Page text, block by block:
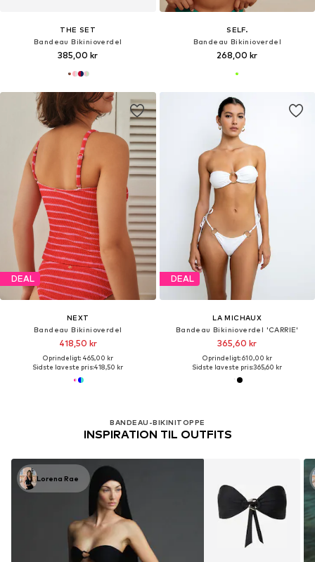
THE SET
Bandeau Bikinioverdel
385,00 kr
SELF.
Bandeau Bikinioverdel
268,00 kr
DEAL
NEXT
Bandeau Bikinioverdel
418,50 kr
Oprindeligt: 465,00 kr
Sidste laveste pris:418,50 kr
DEAL
LA MICHAUX
Bandeau Bikinioverdel 'CARRIE'
365,60 kr
Oprindeligt: 610,00 kr
Sidste laveste pris:365,60 kr
BANDEAU-BIKINITOPPE
INSPIRATION TIL OUTFITS
Lorena Rae